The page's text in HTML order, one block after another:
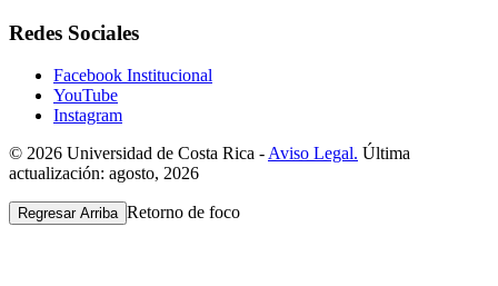
Redes Sociales
Facebook Institucional
YouTube
Instagram
© 2026 Universidad de Costa Rica -Aviso Legal. Última
actualización: agosto, 2026
Regresar Arriba Retorno de foco